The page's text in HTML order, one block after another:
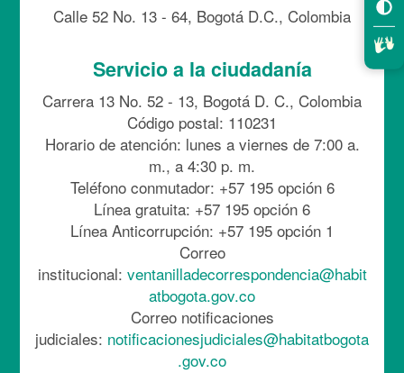
Calle 52 No. 13 - 64, Bogotá D.C., Colombia
Servicio a la ciudadanía
Carrera 13 No. 52 - 13, Bogotá D. C., Colombia
Código postal: 110231
Horario de atención: lunes a viernes de 7:00 a.
m., a 4:30 p. m.
Teléfono conmutador: +57 195 opción 6
Línea gratuita: +57 195 opción 6
Línea Anticorrupción: +57 195 opción 1
Correo
institucional: ventanilladecorrespondencia@habit
atbogota.gov.co
Correo notificaciones
judiciales: notificacionesjudiciales@habitatbogota
.gov.co